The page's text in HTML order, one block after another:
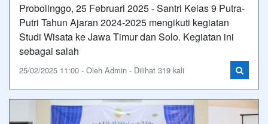
Probolinggo, 25 Februari 2025 - Santri Kelas 9 Putra-
Putri Tahun Ajaran 2024-2025 mengikuti kegiatan
Studi Wisata ke Jawa Timur dan Solo. Kegiatan ini
sebagai salah
25/02/2025 11:00 - Oleh Admin - Dilihat 319 kali